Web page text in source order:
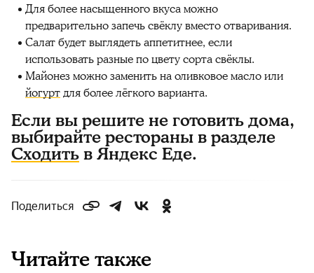
Для более насыщенного вкуса можно
предварительно запечь свёклу вместо отваривания.
Салат будет выглядеть аппетитнее, если
использовать разные по цвету сорта свёклы.
Майонез можно заменить на оливковое масло или
йогуртдля более лёгкого варианта.
Если вы решите не готовить дома,
выбирайте рестораны в разделе
Сходитьв Яндекс Еде.
Поделиться
Читайте также